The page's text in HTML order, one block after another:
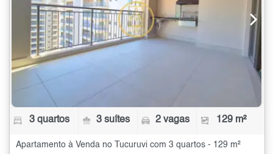
3 quartos 3 suítes 2 vagas 129 m²
Apartamento à Venda no Tucuruvi com 3 quartos - 129 m²